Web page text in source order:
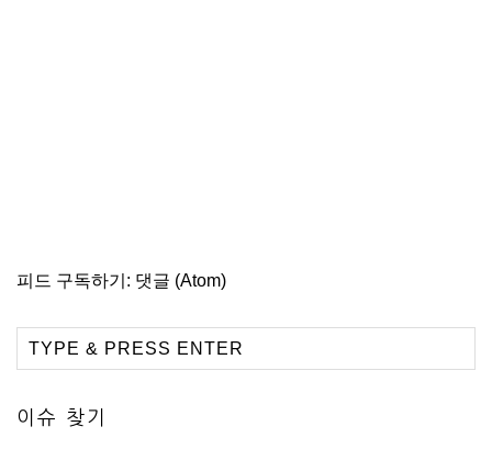
피드 구독하기: 댓글 (Atom)
이슈 찾기